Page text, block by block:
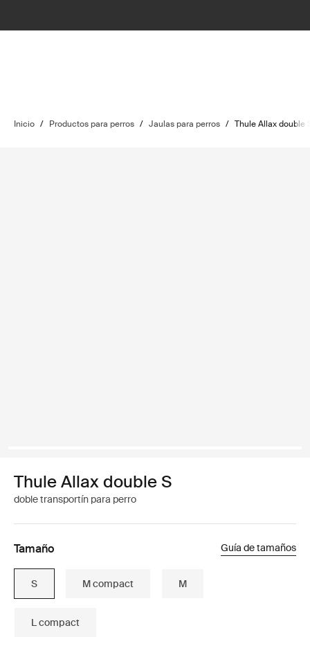
Inicio / Productos para perros / Jaulas para perros / Thule Allax double
Thule Allax double S
doble transportín para perro
Tamaño Guía de tamaños
S M compact M
L compact